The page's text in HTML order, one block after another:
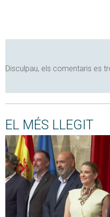
Disculpau, els comentaris es
EL MÉS LLEGIT